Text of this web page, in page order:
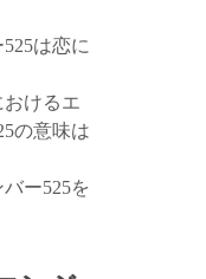
は恋に
けるエ
の意味は
ー525を